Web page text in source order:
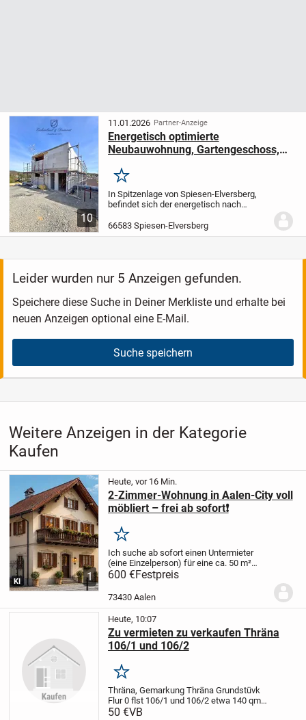
10
11.01.2026 Partner-Anzeige
Energetisch optimierte
Neubauwohnung, Gartengeschoss,
Merken
In Spitzenlage von Spiesen-Elversberg,
befindet sich der energetisch nach
nur 4 Wohneinheiten. Das Gebäude wird
im Jahr 2026 schlüsselfertig
66583 Spiesen-Elversberg
Leider wurden nur 5 Anzeigen gefunden.
Speichere diese Suche in Deiner Merkliste und erhalte bei
neuen Anzeigen optional eine E-Mail.
Suche speichern
Weitere Anzeigen in der Kategorie
Kaufen
1
KI
Heute, vor 16 Min.
2-Zimmer-Wohnung in Aalen-City voll
möbliert – frei ab sofort❗️
Merken
Ich suche ab sofort einen Untermieter
(eine Einzelperson) für eine ca. 50 m²
große, voll möblierte 2-Zimmer-
Dachgeschosswohnung in bester Lage
der Aalen-City.
600 €Festpreis
73430 Aalen
Heute, 10:07
Zu vermieten zu verkaufen Thräna
106/1 und 106/2
Merken
Thräna, Gemarkung Thräna Grundstüvk
Flur 0 flst 106/1 und 106/2 etwa 140 qm
.Zu vermieten 300 euro pro zjahr zu
50 €VB